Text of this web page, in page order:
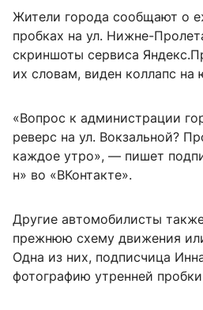
Жители города сообщают о
пробках на ул. Нижне-
скриншоты сервиса
их словам, виден коллапс
«Вопрос к администрации
реверс на ул. Вокзальной?
каждое утро», — пишет
н» во «ВКонтакте».
Другие автомобилисты
прежнюю схему движения
Одна из них, подписчица
фотографию утренней